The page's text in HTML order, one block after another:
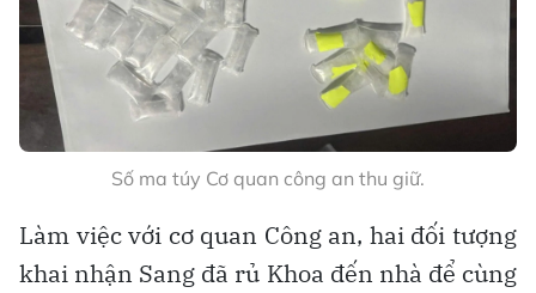
Số ma túy Cơ quan công an thu giữ.
Làm việc với cơ quan Công an, hai đối tượng
khai nhận Sang đã rủ Khoa đến nhà để cùng